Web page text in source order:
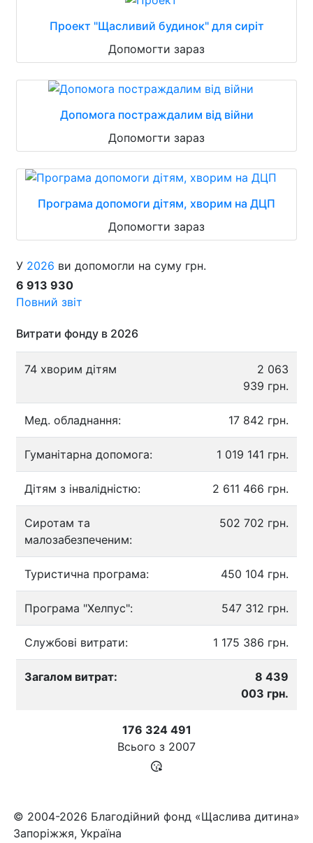
Проект "Щасливий будинок" для сиріт
Допомогти зараз
Допомога постраждалим від війни
Допомогти зараз
Програма допомоги дітям, хворим на ДЦП
Допомогти зараз
У 2026 ви допомогли на суму грн.
6 913 930
Повний звіт
Витрати фонду в 2026
74 хворим дітям
2 063
939 грн.
Мед. обладнання: 17 842 грн.
Гуманітарна допомога: 1 019 141 грн.
Дітям з інвалідністю: 2 611 466 грн.
Сиротам та
малозабезпеченим:
502 702 грн.
Туристична програма: 450 104 грн.
Програма "Хелпус": 547 312 грн.
Службові витрати: 1 175 386 грн.
Загалом витрат:
8 439
003 грн.
176 324 491
Всього з 2007
© 2004-2026 Благодійний фонд «Щаслива дитина»
Запоріжжя, Україна